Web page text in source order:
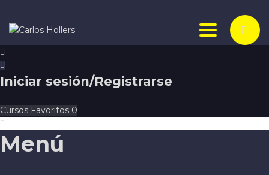
Toggle
Iniciar sesión/Registrarse
Cursos Favoritos 0
Menú